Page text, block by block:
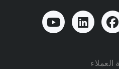
العملاء